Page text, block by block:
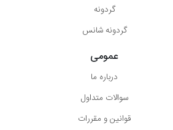
گردونه
گردونه شانس
عمومی
درباره ما
سوالات متداول
قوانین و مقررات